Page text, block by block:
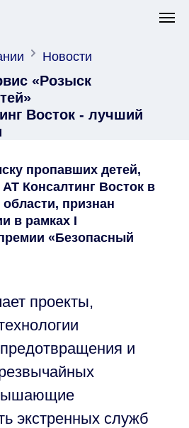
Новости
«Розыск
Восток - лучший
пропавших детей,
Консалтинг Восток в
признан
в рамках I
«Безопасный
проекты,
и
экстренных служб